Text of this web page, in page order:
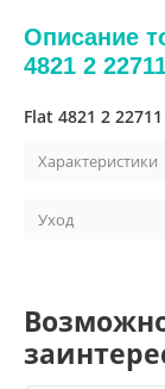
Описание
4821 2
Flat 4821 2 22711
Характеристики
Уход